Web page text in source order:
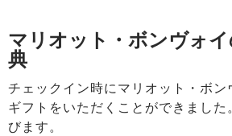
マリオット・ボンヴォ
典
チェックイン時にマリオット・ボン
ギフトをいただくことができまし
びます。